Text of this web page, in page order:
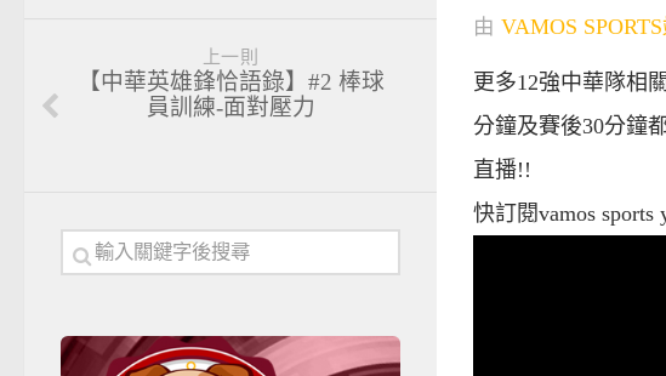
由 VAMOS
更多12強中華隊相
分鐘及賽後30分鐘
直播!!
快訂閱vamos
上一則
【中華英雄鋒恰語錄】#2 棒球
員訓練-面對壓力